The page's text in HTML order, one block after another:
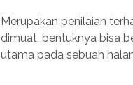
Merupakan penilaian
dimuat, bentuknya bisa
utama pada sebuah